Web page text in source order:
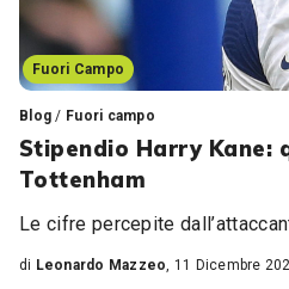
Fuori Campo
Blog / Fuori campo
Stipendio Harry Kane:
Tottenham
Le cifre percepite
di Leonardo Mazzeo, 11 Dicembre